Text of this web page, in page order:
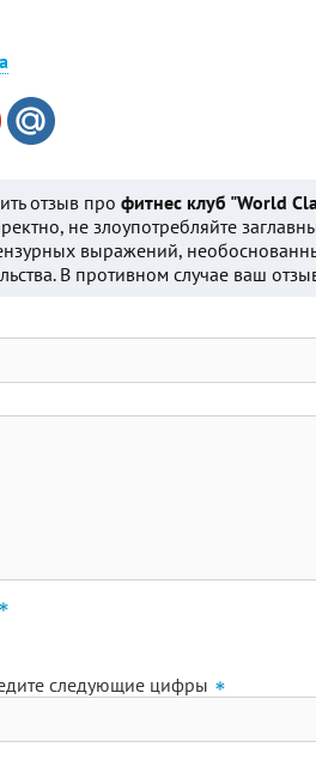
отзыв про фитнес клуб "World
не злоупотребляйте
выражений,
В противном случае ваш
следующие цифры